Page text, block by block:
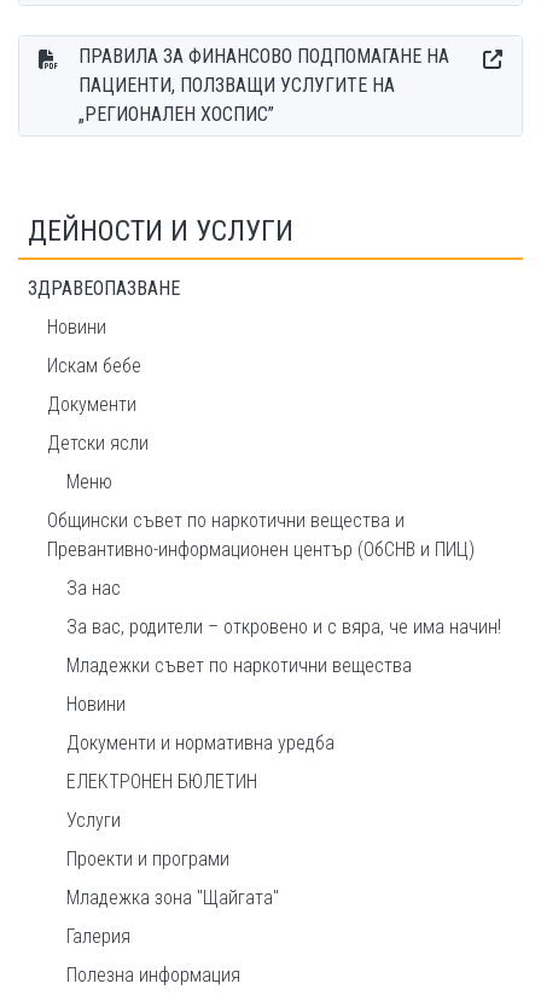
ПРАВИЛА ЗА ФИНАНСОВО ПОДПОМАГАНЕ НА
ПАЦИЕНТИ, ПОЛЗВАЩИ УСЛУГИТЕ НА
„РЕГИОНАЛЕН ХОСПИС”
ДЕЙНОСТИ И УСЛУГИ
ЗДРАВЕОПАЗВАНЕ
Новини
Искам бебе
Документи
Детски ясли
Меню
Общински съвет по наркотични вещества и
Превантивно-информационен център (ОбСНВ и ПИЦ)
За нас
За вас, родители – откровено и с вяра, че има начин!
Младежки съвет по наркотични вещества
Новини
Документи и нормативна уредба
ЕЛЕКТРОНЕН БЮЛЕТИН
Услуги
Проекти и програми
Младежка зона "Щайгата"
Галерия
Полезна информация